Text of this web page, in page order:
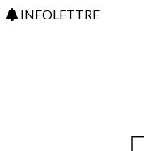
INFOLETTRE